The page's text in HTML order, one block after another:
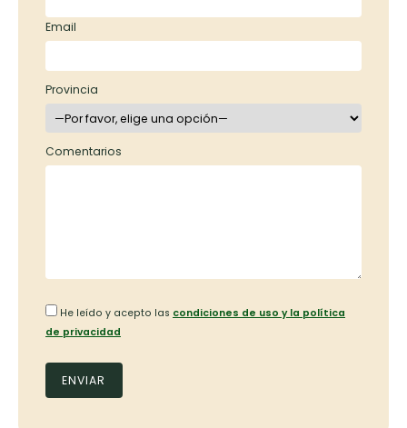
Email
Provincia
Comentarios
He leído y acepto las condiciones de uso y la política
de privacidad